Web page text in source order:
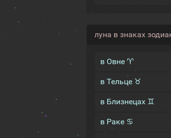
луна в знаках
в Овне ♈
в Тельце ♉
в Близнецах ♊
в Раке ♋